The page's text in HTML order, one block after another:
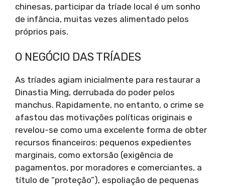
chinesas, participar da tríade local é um sonho
de infância, muitas vezes alimentado pelos
próprios pais.
O NEGÓCIO DAS TRÍADES
As tríades agiam inicialmente para restaurar a
Dinastia Ming, derrubada do poder pelos
manchus. Rapidamente, no entanto, o crime se
afastou das motivações políticas originais e
revelou-se como uma excelente forma de obter
recursos financeiros: pequenos expedientes
marginais, como extorsão (exigência de
pagamentos, por moradores e comerciantes, a
título de “proteção”), espoliação de pequenas